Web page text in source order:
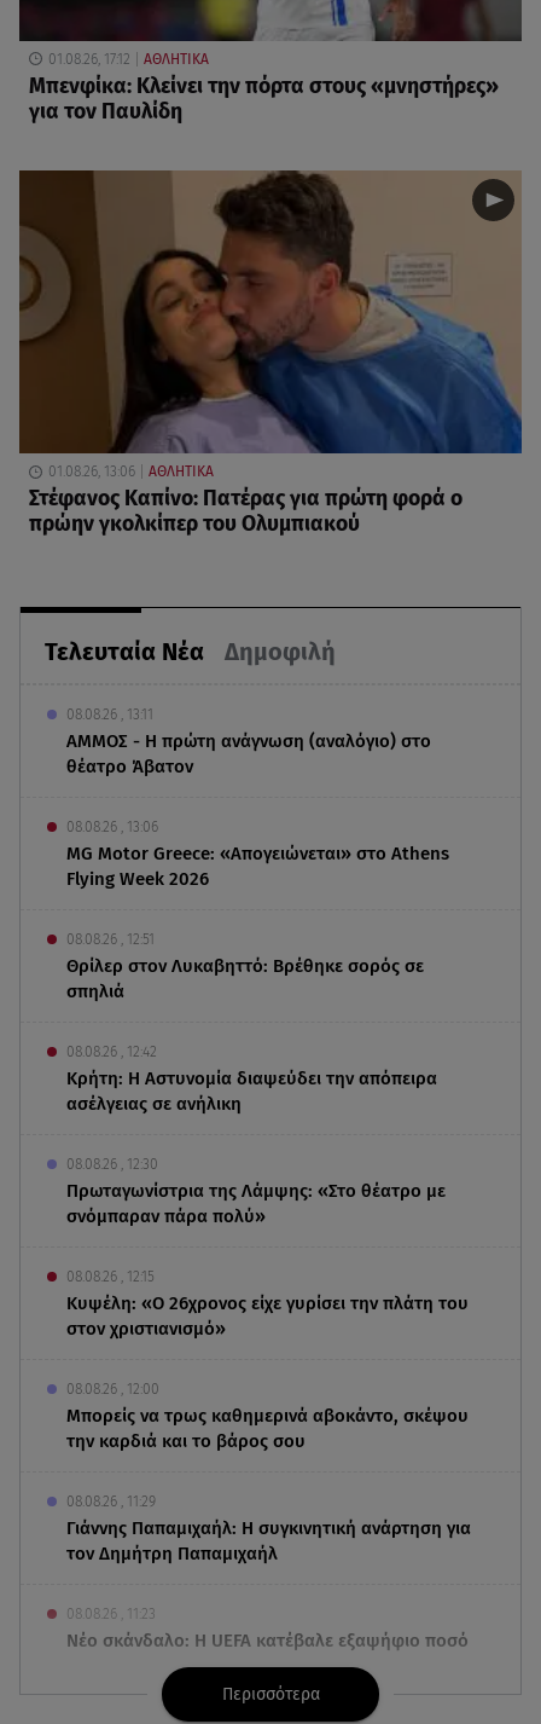
Τελευταία Νέα Δημοφιλή
08.08.26 , 13:11
ΑΜΜΟΣ - Η πρώτη ανάγνωση (αναλόγιο) στο
θέατρο Άβατον
08.08.26 , 13:06
MG Motor Greece: «Απογειώνεται» στο Athens
Flying Week 2026
08.08.26 , 12:51
Θρίλερ στον Λυκαβηττό: Βρέθηκε σορός σε
σπηλιά
08.08.26 , 12:42
Κρήτη: Η Αστυνομία διαψεύδει την απόπειρα
ασέλγειας σε ανήλικη
08.08.26 , 12:30
Πρωταγωνίστρια της Λάμψης: «Στο θέατρο με
σνόμπαραν πάρα πολύ»
08.08.26 , 12:15
Κυψέλη: «Ο 26χρονος είχε γυρίσει την πλάτη του
στον χριστιανισμό»
08.08.26 , 12:00
Μπορείς να τρως καθημερινά αβοκάντο, σκέψου
την καρδιά και το βάρος σου
08.08.26 , 11:29
Γιάννης Παπαμιχαήλ: Η συγκινητική ανάρτηση για
τον Δημήτρη Παπαμιχαήλ
08.08.26 , 11:23
Νέο σκάνδαλο: Η UEFA κατέβαλε εξαψήφιο ποσό
στην ερωμένη του Ινφαντίνο
Περισσότερα
01.08.26, 17:12 ΑΘΛΗΤΙΚΑ
Μπενφίκα: Κλείνει την πόρτα στους «μνηστήρες»
για τον Παυλίδη
01.08.26, 13:06 ΑΘΛΗΤΙΚΑ
Στέφανος Καπίνο: Πατέρας για πρώτη φορά ο
πρώην γκολκίπερ του Ολυμπιακού